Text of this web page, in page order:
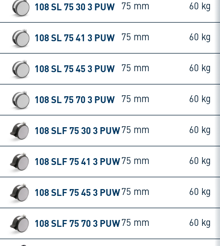
108 SL 75 30 3 PUW 75 mm 60 kg
108 SL 75 41 3 PUW 75 mm 60 kg
108 SL 75 45 3 PUW 75 mm 60 kg
108 SL 75 70 3 PUW 75 mm 60 kg
108 SLF 75 30 3 PUW75 mm 60 kg
108 SLF 75 41 3 PUW75 mm 60 kg
108 SLF 75 45 3 PUW75 mm 60 kg
108 SLF 75 70 3 PUW75 mm 60 kg